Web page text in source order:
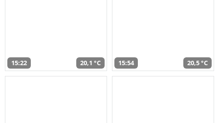
15:22 20,1 °C 15:54 20,5 °C